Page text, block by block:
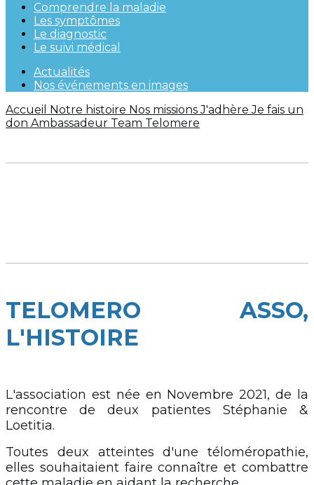
Comprendre la maladie
Les symptômes
Le diagnostic
Le suivi médical
Actualités
Nos événements en images
Accueil Notre histoire Nos missionsJ'adhèreJe fais un
don Ambassadeur Team Telomere
TELOMERO ASSO,
L'HISTOIRE
L'association est née en Novembre 2021, de la
rencontre de deux patientes Stéphanie &
Loetitia.
Toutes deux atteintes d'une téloméropathie,
elles souhaitaient faire connaître et combattre